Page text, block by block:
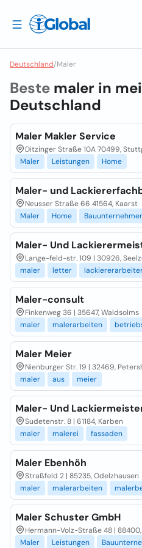
Deutschland/Maler
Beste maler in
Deutschland
Maler Makler Service
Ditzinger Straße 10A 70499,
Maler
Leistungen Home
Maler- und
Neusser Straße 66 41564, Kaarst
Maler
Home Bauunternehmer
Maler- Und
Lange-feld-str. 109 | 30926,
maler
letter
Maler-consult
Finkenweg 36 | 35647, Waldsolms
maler
malerarbeiten
Maler Meier
Nienburger Str. 19 | 32469,
maler
aus meier
Maler- Und
Sudetenstr. 8 | 61184, Karben
maler
malerei fassaden
Maler Ebenhöh
Straßfeld 2 | 85235, Odelzhausen
maler
malerarbeiten
Maler Schuster GmbH
Hermann-Volz-Straße 48 |
Maler
Leistungen